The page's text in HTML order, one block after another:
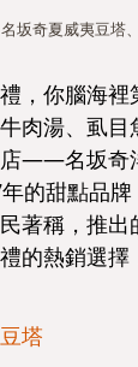
坂奇夏威夷豆塔
，你腦海裡
肉湯、虱目
——名坂奇
的甜點品牌
著稱，推
的熱銷選擇
塔